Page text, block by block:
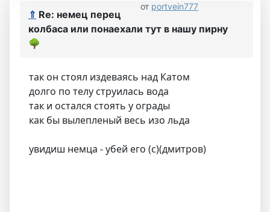
от portvein777
⇑ Re: немец перец
колбаса или понаехали тут в нашу пирну
🌳
так он стоял издеваясь над Катом
долго по телу струилась вода
так и остался стоять у ограды
как бы вылепленый весь изо льда
увидиш немца - убей его (с)(дмитров)